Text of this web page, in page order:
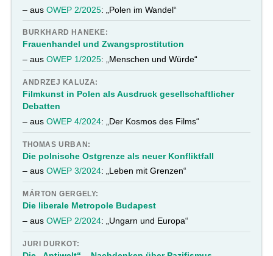
– ausOWEP 2/2025: „Polen im Wandel“
BURKHARD HANEKE:
Frauenhandel und Zwangsprostitution
– ausOWEP 1/2025: „Menschen und Würde“
ANDRZEJ KALUZA:
Filmkunst in Polen als Ausdruck gesellschaftlicher
Debatten
– ausOWEP 4/2024: „Der Kosmos des Films“
THOMAS URBAN:
Die polnische Ostgrenze als neuer Konfliktfall
– ausOWEP 3/2024: „Leben mit Grenzen“
MÁRTON GERGELY:
Die liberale Metropole Budapest
– ausOWEP 2/2024: „Ungarn und Europa“
JURI DURKOT: